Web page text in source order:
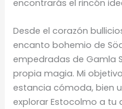
encontrarás el rincón
Desde el corazón
encanto bohemio de
empedradas de Gamla
propia magia. Mi
estancia cómoda, bien
explorar Estocolmo a tu